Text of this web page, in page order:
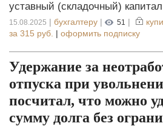
уставный (складочный)
15.08.2025 | бухгалтеру | 51 |
за 315 руб. | оформить подписку
Удержание за
отпуска при
посчитал, что можно
сумму долга без